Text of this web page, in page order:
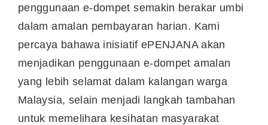
penggunaan e-dompet semakin berakar umbi
dalam amalan pembayaran harian. Kami
percaya bahawa inisiatif ePENJANA akan
menjadikan penggunaan e-dompet amalan
yang lebih selamat dalam kalangan warga
Malaysia, selain menjadi langkah tambahan
untuk memelihara kesihatan masyarakat